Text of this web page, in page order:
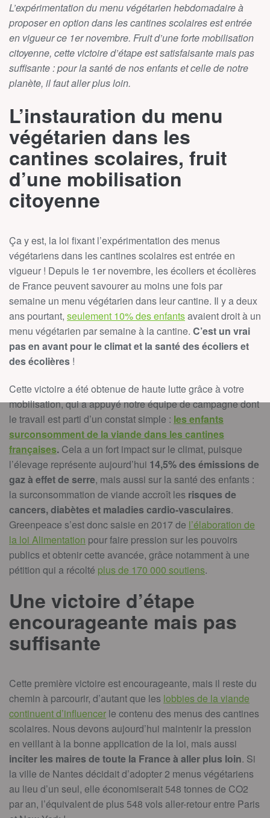
L’expérimentation du menu végétarien hebdomadaire à
proposer en option dans les cantines scolaires est entrée
en vigueur ce 1er novembre. Fruit d’une forte mobilisation
citoyenne, cette victoire d’étape est satisfaisante mais pas
suffisante : pour la santé de nos enfants et celle de notre
planète, il faut aller plus loin.
L’instauration du menu
végétarien dans les
cantines scolaires, fruit
d’une mobilisation
citoyenne
Ça y est, la loi fixant l’expérimentation des menus
végétariens dans les cantines scolaires est entrée en
vigueur ! Depuis le 1er novembre, les écoliers et écolières
de France peuvent savourer au moins une fois par
semaine un menu végétarien dans leur cantine. Il y a deux
ans pourtant, seulement 10% des enfantsavaient droit à un
menu végétarien par semaine à la cantine. C’est un vrai
pas en avant pour le climat et la santé des écoliers et
des écolières !
Cette victoire a été obtenue de haute lutte grâce à votre
mobilisation, qui a appuyé notre équipe de campagne dont
le travail est parti d’un constat simple : les enfants
surconsomment de la viande dans les cantines
françaises. Cela a un fort impact sur le climat, puisque
l’élevage représente aujourd’hui 14,5% des émissions de
gaz à effet de serre, mais aussi sur la santé des enfants :
la surconsommation de viande accroît les risques de
cancers, diabètes et maladies cardio-vasculaires.
Greenpeace s’est donc saisie en 2017 de l’élaboration de
la loi Alimentation pour faire pression sur les pouvoirs
publics et obtenir cette avancée, grâce notamment à une
pétition qui a récolté plus de 170 000 soutiens.
Une victoire d’étape
encourageante mais pas
suffisante
Cette première victoire est encourageante, mais il reste du
chemin à parcourir, d’autant que les lobbies de la viande
continuent d’influencer le contenu des menus des cantines
scolaires. Nous devons aujourd’hui maintenir la pression
en veillant à la bonne application de la loi, mais aussi
inciter les maires de toute la France à aller plus loin. Si
la ville de Nantes décidait d’adopter 2 menus végétariens
au lieu d’un seul, elle économiserait 548 tonnes de CO2
par an, l’équivalent de plus 548 vols aller-retour entre Paris